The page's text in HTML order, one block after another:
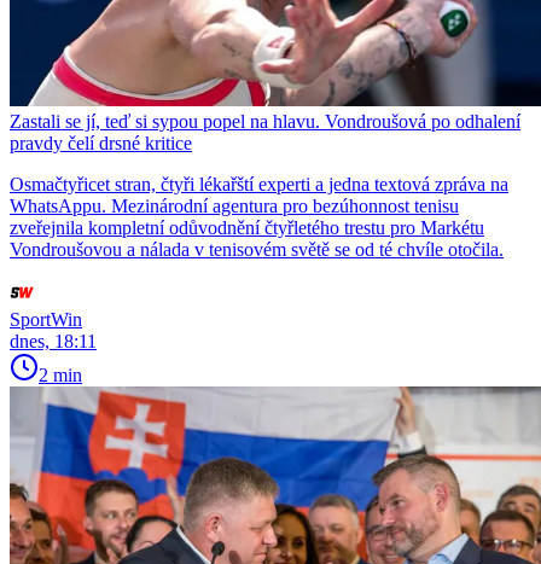
Zastali se jí, teď si sypou popel na hlavu. Vondroušová po odhalení
pravdy čelí drsné kritice
Osmačtyřicet stran, čtyři lékařští experti a jedna textová zpráva na
WhatsAppu. Mezinárodní agentura pro bezúhonnost tenisu
zveřejnila kompletní odůvodnění čtyřletého trestu pro Markétu
Vondroušovou a nálada v tenisovém světě se od té chvíle otočila.
SportWin
dnes, 18:11
2 min